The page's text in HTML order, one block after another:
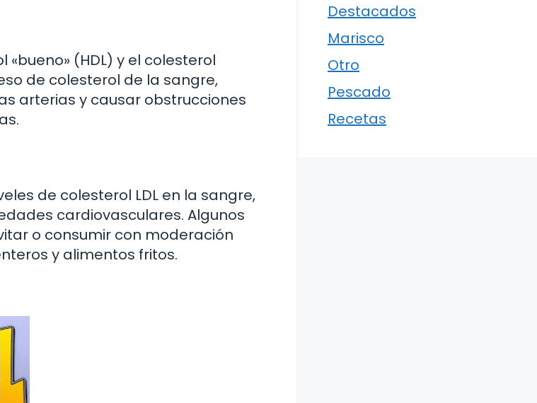
(HDL) y el colesterol
de colesterol de la sangre,
arterias y causar obstrucciones
de colesterol LDL en la sangre,
cardiovasculares. Algunos
o consumir con moderación
y alimentos fritos.
Destacados
Marisco
Otro
Pescado
Recetas